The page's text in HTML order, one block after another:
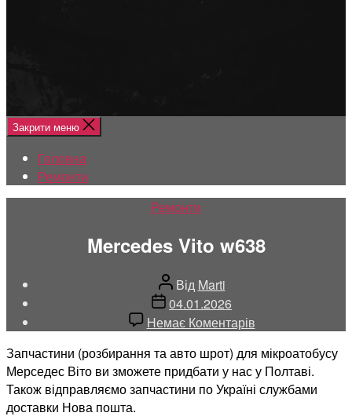
Закрити меню
Головна
Ремонти
Категорії
Ремонти
Mercedes Vito w638
Автор
запису
Від Marti
Дата
запису
04.01.2026
Немає Коментарівдо
Vito
w638
Запчастини (розбирання та авто шрот) для мікроатобусу
Мерседес Віто ви зможете придбати у нас у Полтаві.
Також відправляємо запчастини по Україні службами
доставки Нова пошта.